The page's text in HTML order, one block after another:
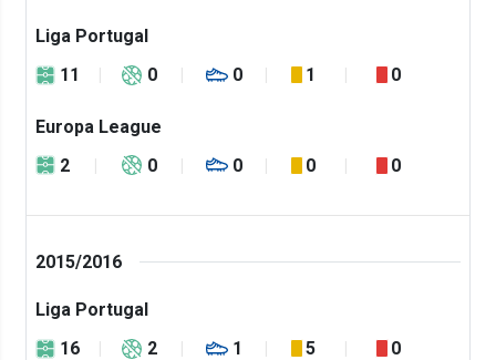
Liga Portugal
11
0 0 1 0
Europa League
2
0 0 0 0
2015/2016
Liga Portugal
16
2 1 5 0